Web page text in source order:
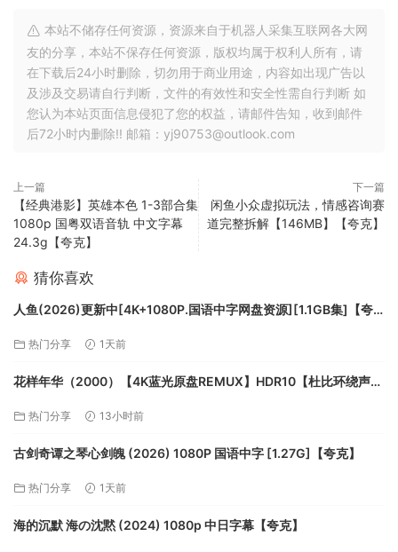
本站不储存任何资源，资源来自于机器人采集互联网各大网
友的分享，本站不保存任何资源，版权均属于权利人所有，请
在下载后24小时删除，切勿用于商业用途，内容如出现广告以
及涉及交易请自行判断，文件的有效性和安全性需自行判断 如
您认为本站页面信息侵犯了您的权益，请邮件告知，收到邮件
后72小时内删除!! 邮箱：yj90753@outlook.com
上一篇
【经典港影】英雄本色 1-3部合集
1080p 国粤双语音轨 中文字幕
24.3g【夸克】
下一篇
闲鱼小众虚拟玩法，情感咨询赛
道完整拆解【146MB】【夸克】
猜你喜欢
人鱼(2026)更新中[4K+1080P.国语中字网盘资源][1.1GB集]【夸
热门分享 1天前
花样年华（2000）【4K蓝光原盘REMUX】HDR10【杜比环绕声国
热门分享 13小时前
古剑奇谭之琴心剑魄 (2026) 1080P 国语中字 [1.27G]【夸克】
热门分享 1天前
海的沉默 海の沈黙 (2024) 1080p 中日字幕【夸克】